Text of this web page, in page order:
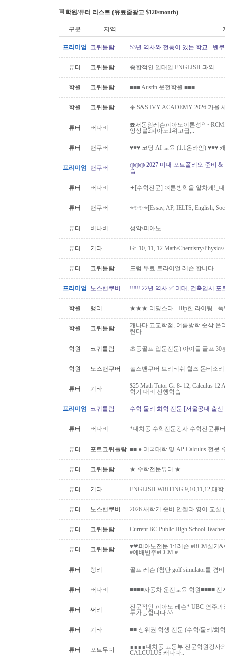
학원/튜터 리스트 (유료줄광고 $120/month)
구분 지역
프리미엄 코퀴틀람 53년 역사와 전통이 있는 학교 - 밴
튜터 코퀴틀람 종합적인 일대일 ENGLISH 과외
학원 코퀴틀람 ■■■ Austin 운전학원 ■■■
학원 코퀴틀람 ☀️ S&S IVY ACADEMY 2026 가을
튜터 버나비
☎️서동임레슨피아노이론성악
앙상블2피아노1위고급,..
튜터 밴쿠버 ♥♥♥ 코딩 AI 교육 (1:1온라인) ♥♥♥
프리미엄 밴쿠버
◍◍◍ 2027 미대 포트폴리오 준비 &
습
튜터 버나비 ✦[수학전문] 여름방학을 알차게!_
튜터 밴쿠버 ⭐️✨✨⭐️[Essay, AP, IELTS, English,
튜터 버나비 성악/피아노
튜터 기타 Gr. 10, 11, 12 Math/Chemistry/
튜터 코퀴틀람 드럼 무료 트라이얼 레슨 합니다
프리미엄 노스밴쿠버 ‼️‼️‼️ 22년 역사 ✅ 미대, 건축입시 포
학원 랭리 ★★★ 리딩스타 - Hip한 라이팅 -
학원 코퀴틀람
캐나다 고교학점, 여름방학 순삭 온
린다
학원 코퀴틀람 초등골프 입문전문) 아이들 골프 30
학원 노스밴쿠버 놀스밴쿠버 브리티쉬 힐즈 몬테소
튜터 기타
$25 Math Tutor Gr 8- 12, Calculus
학기 대비 선행학습
프리미엄 코퀴틀람 수학 물리 화학 전문 [서울공대 출
튜터 버나비 *대치동 수학전문강사 수학전문튜
튜터 포트코퀴틀람 ■■ ● 미국대학 및 AP Calculus 전문
튜터 코퀴틀람 ★ 수학전문튜터 ★
튜터 기타 ENGLISH WRITING 9,10,11,12,대
튜터 노스밴쿠버 2026 새학기 준비 안젤라 영어 교실
튜터 코퀴틀람 Current BC Public High School
튜터 코퀴틀람
♥️❤피아노전문 1:1레슨 #RCM실기
#예배반주#CCM #..
튜터 랭리 골프 레슨 (첨단 golf simulator를 겸
튜터 버나비 ■■■■자동차 운전교육 학원■■■■ 전
튜터 써리
전문적인 피아노 레슨* UBC 연주
두가능합니다 ^^
튜터 기타 ■■ 상위권 학생 전문 (수학/물리/화
튜터 포트무디
∎∎∎∎대치동 고등부 전문학원강사
CALCULUS 캐나다..